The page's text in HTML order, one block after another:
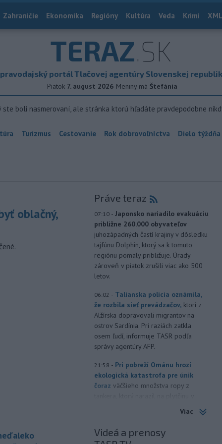
Zahraničie Ekonomika Regióny Kultúra Veda Krimi
TERAZ.SK
portál Tlačovej agentúry Slovenskej
Piatok 7. august 2026 Meniny má Štefánia
ste boli nasmerovaní, ale stránka ktorú hľadáte pravdepodobne
Turizmus Cestovanie Rok dobrovoľníctva Dielo týždňa
oblačný,
Práve teraz
07:10 - Japonsko nariadilo evakuáciu
približne 260.000 obyvateľov
juhozápadných častí krajiny v dôsledku
tajfúnu Dolphin, ktorý sa k tomuto
regiónu pomaly približuje. Úrady
zároveň v piatok zrušili viac ako 500
letov.
06:02 - Talianska polícia oznámila,
že rozbila sieť prevádzačov, ktorí z
Alžírska dopravovali migrantov na
ostrov Sardínia. Pri raziách zatkla
osem ľudí, informuje TASR podľa
správy agentúry AFP.
21:58 - Pri pobreží Ománu hrozí
ekologická katastrofa pre únik
čoraz väčšieho množstva ropy z
kontakte s neznámou látkou na
Viac
Videá a prenosy